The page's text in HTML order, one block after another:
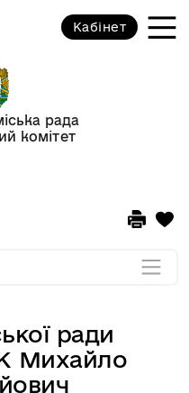
рада
комітет
Кабінет
ради
Михайло